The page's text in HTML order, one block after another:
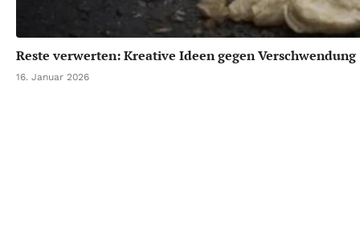
Reste verwerten: Kreative Ideen gegen Verschwendung
16. Januar 2026